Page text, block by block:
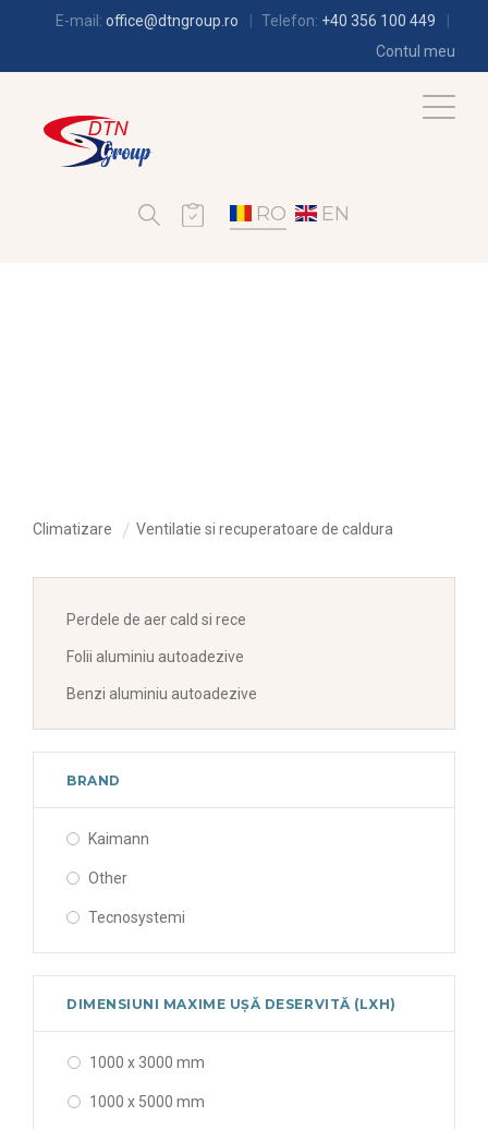
E-mail: office@dtngroup.ro Telefon: +40 356 100 449
Contul meu
RO EN
Climatizare Ventilatie si recuperatoare de caldura
Perdele de aer cald si rece
Folii aluminiu autoadezive
Benzi aluminiu autoadezive
BRAND
Kaimann
Other
Tecnosystemi
DIMENSIUNI MAXIME UȘĂ DESERVITĂ (LXH)
1000 x 3000 mm
1000 x 5000 mm